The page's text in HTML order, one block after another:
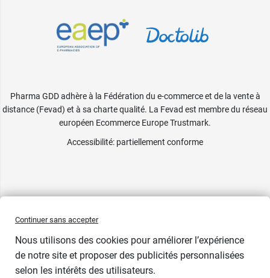
Pharma GDD adhère à la Fédération du e-commerce et de la vente à
distance (Fevad) et à sa charte qualité. La Fevad est membre du réseau
européen Ecommerce Europe Trustmark.
Accessibilité: partiellement conforme
Continuer sans accepter
Nous utilisons des cookies pour améliorer l’expérience
de notre site et proposer des publicités personnalisées
selon les intérêts des utilisateurs.